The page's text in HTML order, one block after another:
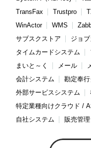
TransFax
Trustpro
WinActor
WMS
サブスクストア
ジョ
タイムカードシステム
まいと～く
メール
会計システム
勘定奉
外部サービスシステム
特定業種向けクラウド /
自社システム
販売管